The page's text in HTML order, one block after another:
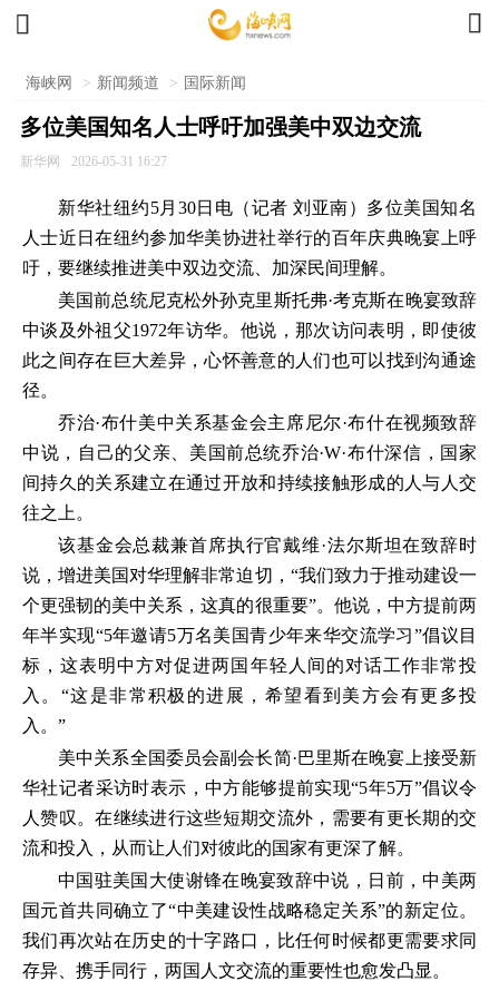
 
海峡网 > 新闻频道 > 国际新闻
多位美国知名人士呼吁加强美中双边交流
新华网 2026-05-31 16:27
新华社纽约5月30日电（记者 刘亚南）多位美国知名
人士近日在纽约参加华美协进社举行的百年庆典晚宴上呼
吁，要继续推进美中双边交流、加深民间理解。
美国前总统尼克松外孙克里斯托弗·考克斯在晚宴致辞
中谈及外祖父1972年访华。他说，那次访问表明，即使彼
此之间存在巨大差异，心怀善意的人们也可以找到沟通途
径。
乔治·布什美中关系基金会主席尼尔·布什在视频致辞
中说，自己的父亲、美国前总统乔治·W·布什深信，国家
间持久的关系建立在通过开放和持续接触形成的人与人交
往之上。
该基金会总裁兼首席执行官戴维·法尔斯坦在致辞时
说，增进美国对华理解非常迫切，“我们致力于推动建设一
个更强韧的美中关系，这真的很重要”。他说，中方提前两
年半实现“5年邀请5万名美国青少年来华交流学习”倡议目
标，这表明中方对促进两国年轻人间的对话工作非常投
入。“这是非常积极的进展，希望看到美方会有更多投
入。”
美中关系全国委员会副会长简·巴里斯在晚宴上接受新
华社记者采访时表示，中方能够提前实现“5年5万”倡议令
人赞叹。在继续进行这些短期交流外，需要有更长期的交
流和投入，从而让人们对彼此的国家有更深了解。
中国驻美国大使谢锋在晚宴致辞中说，日前，中美两
国元首共同确立了“中美建设性战略稳定关系”的新定位。
我们再次站在历史的十字路口，比任何时候都更需要求同
存异、携手同行，两国人文交流的重要性也愈发凸显。